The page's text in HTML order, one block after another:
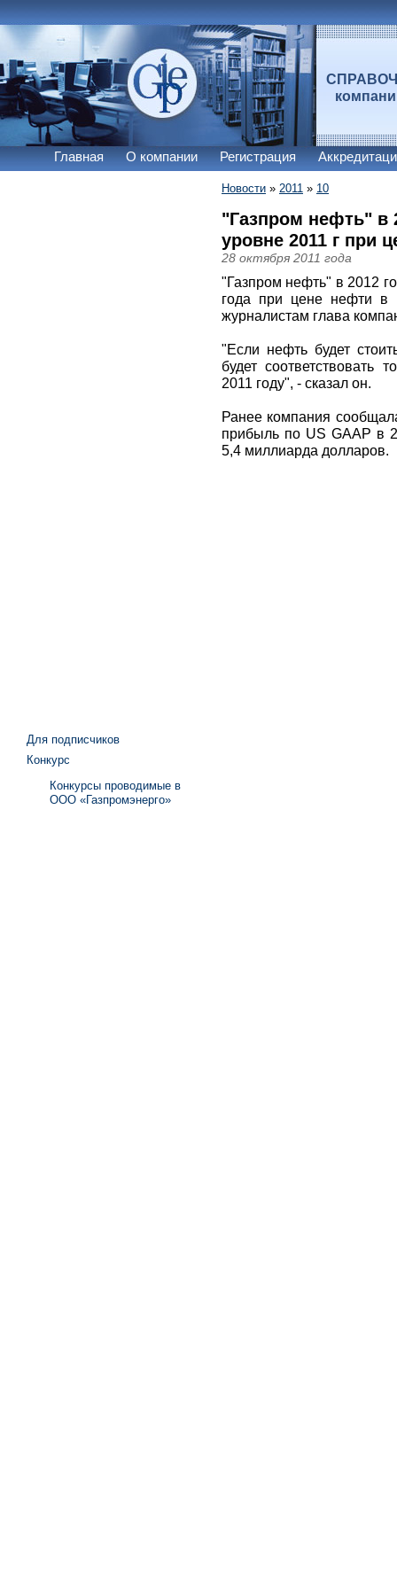
Главная О компании Регистрация
Новости » 2011 » 10
"Газпром нефть" в
уровне 2011 г при
28 октября 2011 года
"Газпром нефть" в 2012
года при цене нефти в
журналистам глава
"Если нефть будет
будет
2011 году", - сказал он.
Ранее компания
прибыль по US GAAP в
5,4 миллиарда долларов.
Для подписчиков
Конкурс
Конкурсы проводимые в
ООО «Газпромэнерго»